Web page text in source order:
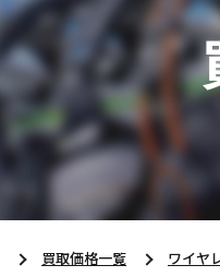
買取価格一覧 ワイヤ